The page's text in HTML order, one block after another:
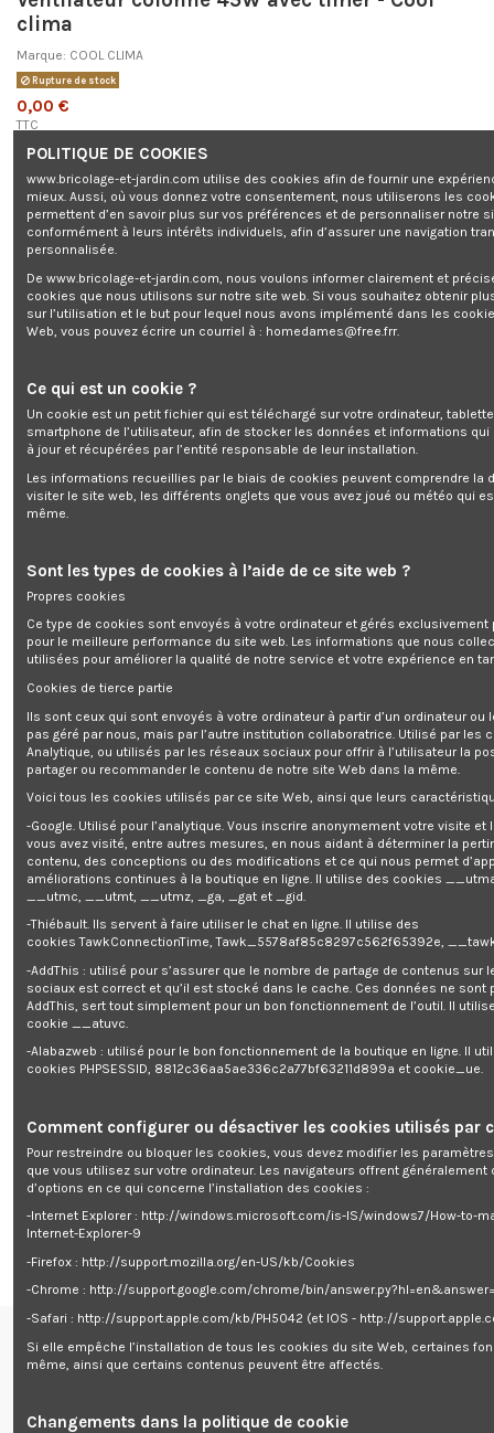
clima
Marque: COOL CLIMA
Rupture de stock
0,00 €
TTC
Ventilateur colonne 45W avec timer - Cool clima
Ajouter au panier
Ventilateur colonne 45W avec tim
deserunt aliquip nisi ex deserunt.
Détails du produit
Reviews(0)
Idéal dans votre bureau ou à la maison, ceventilateur colonne 45Wde la
marque Cool Clima diffuse un important flux d'air frais et permet de mieux
supporter les chaudes journées d'été.
Il oscille de gauche à droite afin de diriger le flux d'air dans toutes les
afin d'adapter le flux d'air en fonction de vos besoins.
Il est équipé d'un timer 1H.
Caractéristiques:
- Puissance: 45 W
- Tension: 220-240 volts / 50 Hz
- Débit d'air max: 18 M³/min
- Longueur du câble électrique: environ 140 cm
- Garantie: 2 ans
Renseignements
Follow us
POLITIQUE DE COOKIES
www.bricolage-et-jardin.com utilise des cookies afin de fournir une
mieux. Aussi, où vous donnez votre consentement, nous utiliserons les
permettent d’en savoir plus sur vos préférences et de personnaliser notre
conformément à leurs intérêts individuels, afin d’assurer une navigation
personnalisée.
De www.bricolage-et-jardin.com, nous voulons informer clairement et
cookies que nous utilisons sur notre site web. Si vous souhaitez obtenir
sur l’utilisation et le but pour lequel nous avons implémenté dans les
Web, vous pouvez écrire un courriel à : homedames@free.frr.
Ce qui est un cookie ?
Un cookie est un petit fichier qui est téléchargé sur votre ordinateur,
smartphone de l’utilisateur, afin de stocker les données et informations
à jour et récupérées par l’entité responsable de leur installation.
Les informations recueillies par le biais de cookies peuvent comprendre la
visiter le site web, les différents onglets que vous avez joué ou météo qui
même.
Sont les types de cookies à l’aide de ce site web ?
Propres cookies
Ce type de cookies sont envoyés à votre ordinateur et gérés exclusivement
pour le meilleure performance du site web. Les informations que nous
utilisées pour améliorer la qualité de notre service et votre expérience en
Cookies de tierce partie
Ils sont ceux qui sont envoyés à votre ordinateur à partir d’un ordinateur ou
pas géré par nous, mais par l’autre institution collaboratrice. Utilisé par les
Analytique, ou utilisés par les réseaux sociaux pour offrir à l’utilisateur la
partager ou recommander le contenu de notre site Web dans la même.
Voici tous les cookies utilisés par ce site Web, ainsi que leurs
-Google. Utilisé pour l’analytique. Vous inscrire anonymement votre visite et
vous avez visité, entre autres mesures, en nous aidant à déterminer la
contenu, des conceptions ou des modifications et ce qui nous permet
améliorations continues à la boutique en ligne. Il utilise des cookies
__utmc, __utmt, __utmz, _ga, _gat et _gid.
-Thiébault. Ils servent à faire utiliser le chat en ligne. Il utilise des
cookies TawkConnectionTime, Tawk_5578af85c8297c562f65392e,
-AddThis : utilisé pour s’assurer que le nombre de partage de contenus sur
sociaux est correct et qu’il est stocké dans le cache. Ces données ne sont
AddThis, sert tout simplement pour un bon fonctionnement de l’outil. Il
cookie __atuvc.
-Alabazweb : utilisé pour le bon fonctionnement de la boutique en ligne. Il
cookies PHPSESSID, 8812c36aa5ae336c2a77bf63211d899a et cookie_ue.
Comment configurer ou désactiver les cookies utilisés par
Pour restreindre ou bloquer les cookies, vous devez modifier les
que vous utilisez sur votre ordinateur. Les navigateurs offrent généralement
d’options en ce qui concerne l’installation des cookies :
-Internet Explorer : http://windows.microsoft.com/is-IS/windows7/How-to-
Internet-Explorer-9
-Firefox : http://support.mozilla.org/en-US/kb/Cookies
-Chrome : http://support.google.com/chrome/bin/
-Safari : http://support.apple.com/kb/PH5042 (et IOS - http://
Si elle empêche l’installation de tous les cookies du site Web, certaines
même, ainsi que certains contenus peuvent être affectés.
Changements dans la politique de cookie